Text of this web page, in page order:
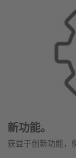
新功能。
获益于创新功能，